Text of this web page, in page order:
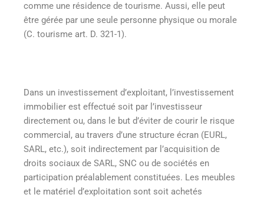
comme une résidence de tourisme. Aussi, elle peut
être gérée par une seule personne physique ou morale
(C. tourisme art. D. 321-1).
Dans un investissement d’exploitant, l’investissement
immobilier est effectué soit par l’investisseur
directement ou, dans le but d’éviter de courir le risque
commercial, au travers d’une structure écran (EURL,
SARL, etc.), soit indirectement par l’acquisition de
droits sociaux de SARL, SNC ou de sociétés en
participation préalablement constituées. Les meubles
et le matériel d’exploitation sont soit achetés